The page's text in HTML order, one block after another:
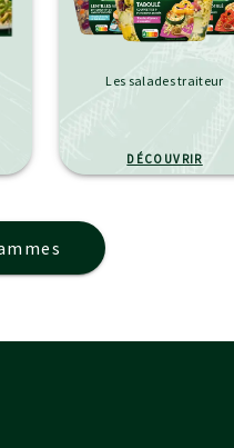
Les salades traiteur
DÉCOUVRIR